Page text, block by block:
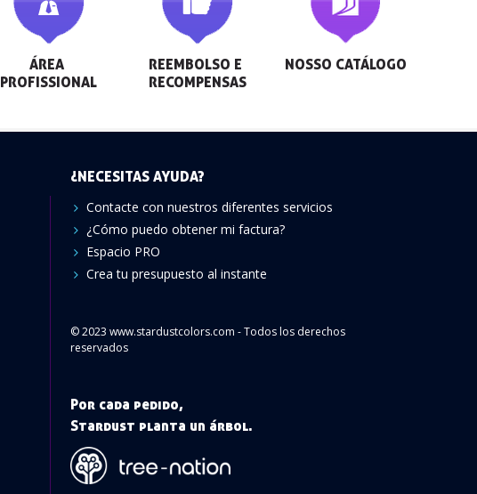
ÁREA
PROFISSIONAL
REEMBOLSO E
RECOMPENSAS
NOSSO CATÁLOGO
¿NECESITAS AYUDA?
Contacte con nuestros diferentes servicios
¿Cómo puedo obtener mi factura?
Espacio PRO
Crea tu presupuesto al instante
© 2023 www.stardustcolors.com - Todos los derechos
reservados
Por cada pedido,
Stardust planta un árbol.